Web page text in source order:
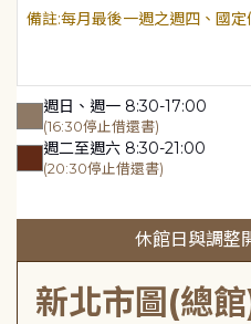
每月最後一週之週四、國定
週日、週一 8:30-17:00
(16:30停止借還書)
週二至週六 8:30-21:00
(20:30停止借還書)
休館日與調整
新北市圖(總